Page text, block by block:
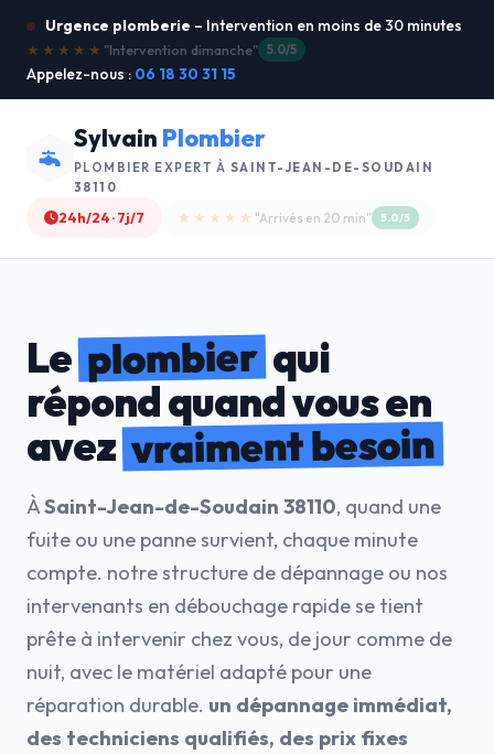
Urgence plomberie – Intervention en moins de 30 minutes
★★★★★ "Je recommande !" 4.9/5
Appelez-nous : 06 18 30 31 15
Sylvain Plombier
PLOMBIER EXPERT À SAINT-JEAN-DE-SOUDAIN
38110
24h/24 · 7j/7 ★★★★☆ "Devis gratuit" 4.8/5
Leplombierqui
répond quand vous en
avezvraiment besoin
ÀSaint-Jean-de-Soudain 38110, quand une
fuite ou une panne survient, chaque minute
compte. notre structure de dépannage ou nos
intervenants en débouchage rapide se tient
prête à intervenir chez vous, de jour comme de
nuit, avec le matériel adapté pour une
réparation durable. un dépannage immédiat,
des techniciens qualifiés, des prix fixes